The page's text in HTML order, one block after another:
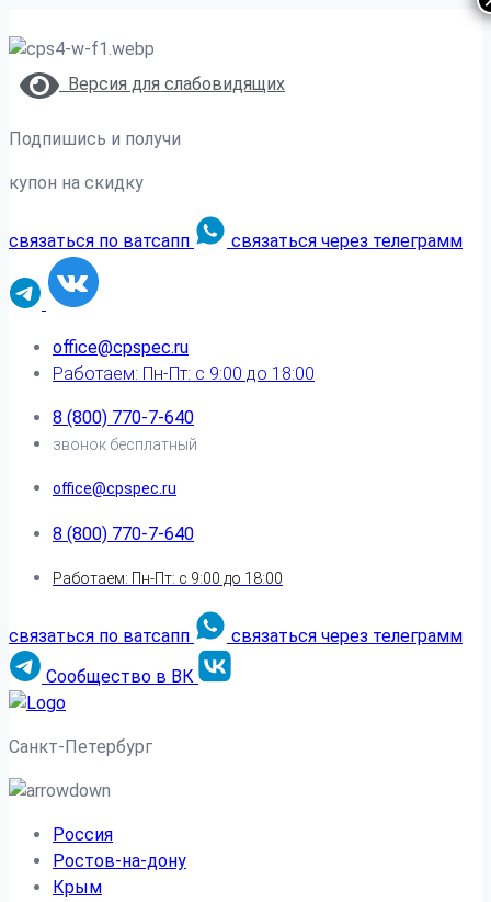
Версия для слабовидящих
Подпишись и получи
купон на скидку
связаться по ватсапп связаться через телеграмм
office@cpspec.ru
Работаем: Пн-Пт: с 9:00 до 18:00
8 (800) 770-7-640
звонок бесплатный
office@cpspec.ru
8 (800) 770-7-640
Работаем: Пн-Пт: с 9:00 до 18:00
связаться по ватсапп
связаться через телеграмм
Сообщество в ВК
Санкт-Петербург
Россия
Ростов-на-дону
Крым